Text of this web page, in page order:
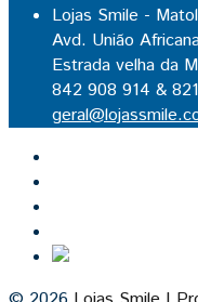
Lojas Smile -
Avd. União
Estrada velha da
842 908 914 &